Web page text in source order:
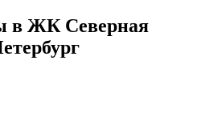
в ЖК Северная